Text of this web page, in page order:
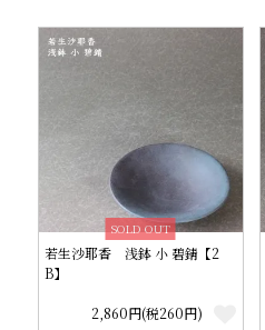
SOLD OUT
若生沙耶香 浅鉢 小 碧錆【2
B】
2,860円(税260円)